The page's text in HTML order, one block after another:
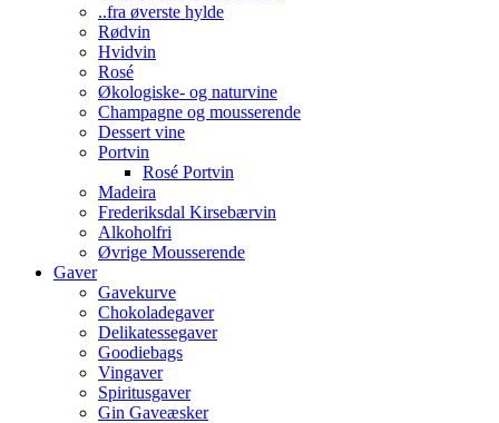
..fra øverste hylde
Rødvin
Hvidvin
Rosé
Økologiske- og naturvine
Champagne og mousserende
Dessert vine
Portvin
Rosé Portvin
Madeira
Frederiksdal Kirsebærvin
Alkoholfri
Øvrige Mousserende
Gaver
Gavekurve
Chokoladegaver
Delikatessegaver
Goodiebags
Vingaver
Spiritusgaver
Gin Gaveæsker